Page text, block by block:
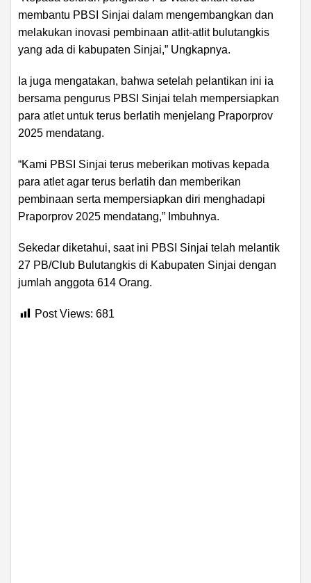
membantu PBSI Sinjai dalam mengembangkan dan
melakukan inovasi pembinaan atlit-atlit bulutangkis
yang ada di kabupaten Sinjai,” Ungkapnya.
Ia juga mengatakan, bahwa setelah pelantikan ini ia
bersama pengurus PBSI Sinjai telah mempersiapkan
para atlet untuk terus berlatih menjelang Praporprov
2025 mendatang.
“Kami PBSI Sinjai terus meberikan motivas kepada
para atlet agar terus berlatih dan memberikan
pembinaan serta mempersiapkan diri menghadapi
Praporprov 2025 mendatang,” Imbuhnya.
Sekedar diketahui, saat ini PBSI Sinjai telah melantik
27 PB/Club Bulutangkis di Kabupaten Sinjai dengan
jumlah anggota 614 Orang.
Post Views: 681